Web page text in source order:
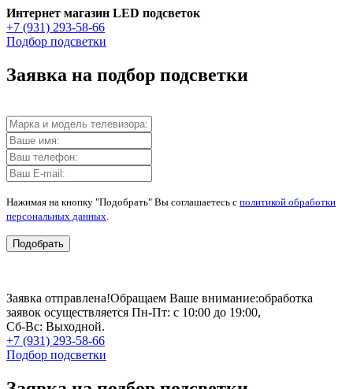
Интернет магазин LED подсветок
+7 (931) 293-58-66
Подбор подсветки
Заявка на подбор подсветки
Нажимая на кнопку "Подобрать" Вы соглашаетесь с политикой обработки
персональных данных
Подобрать
Заявка отправлена!Обращаем Ваше внимание:обработка
заявок осуществляется Пн-Пт: с 10:00 до 19:00,
Сб-Вс: Выходной.
+7 (931) 293-58-66
Подбор подсветки